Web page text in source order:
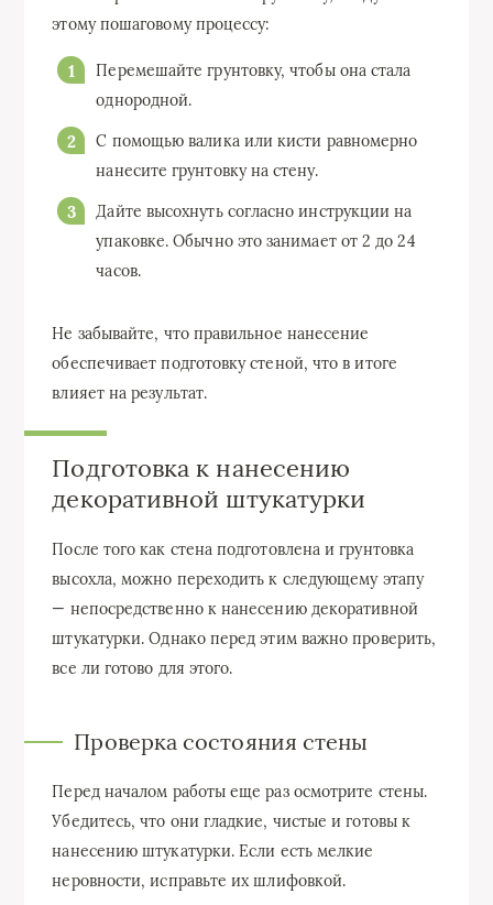
этому пошаговому процессу:
Перемешайте грунтовку, чтобы она стала
однородной.
С помощью валика или кисти равномерно
нанесите грунтовку на стену.
Дайте высохнуть согласно инструкции на
упаковке. Обычно это занимает от 2 до 24
часов.
Не забывайте, что правильное нанесение
обеспечивает подготовку стеной, что в итоге
влияет на результат.
Подготовка к нанесению
декоративной штукатурки
После того как стена подготовлена и грунтовка
высохла, можно переходить к следующему этапу
— непосредственно к нанесению декоративной
штукатурки. Однако перед этим важно проверить,
все ли готово для этого.
Проверка состояния стены
Перед началом работы еще раз осмотрите стены.
Убедитесь, что они гладкие, чистые и готовы к
нанесению штукатурки. Если есть мелкие
неровности, исправьте их шлифовкой.